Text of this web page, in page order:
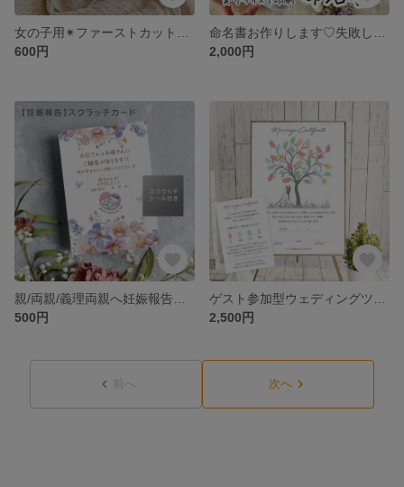
600円
2,000円
500円
2,500円
前へ 次へ